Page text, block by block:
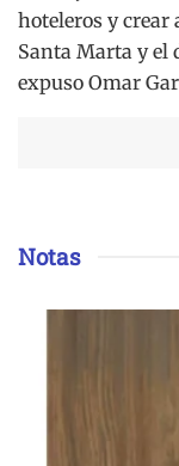
hoteleros y crear
Santa Marta y el
expuso Omar
Notas